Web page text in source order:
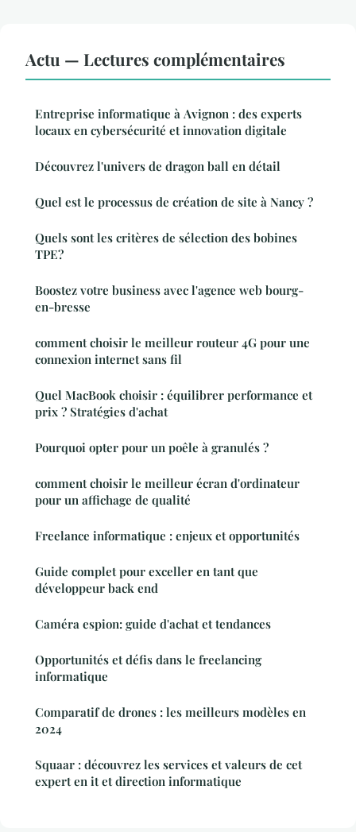
Actu — Lectures complémentaires
Entreprise informatique à Avignon : des experts
locaux en cybersécurité et innovation digitale
Découvrez l'univers de dragon ball en détail
Quel est le processus de création de site à Nancy ?
Quels sont les critères de sélection des bobines
TPE?
Boostez votre business avec l'agence web bourg-
en-bresse
comment choisir le meilleur routeur 4G pour une
connexion internet sans fil
Quel MacBook choisir : équilibrer performance et
prix ? Stratégies d'achat
Pourquoi opter pour un poêle à granulés ?
comment choisir le meilleur écran d'ordinateur
pour un affichage de qualité
Freelance informatique : enjeux et opportunités
Guide complet pour exceller en tant que
développeur back end
Caméra espion: guide d'achat et tendances
Opportunités et défis dans le freelancing
informatique
Comparatif de drones : les meilleurs modèles en
2024
Squaar : découvrez les services et valeurs de cet
expert en it et direction informatique